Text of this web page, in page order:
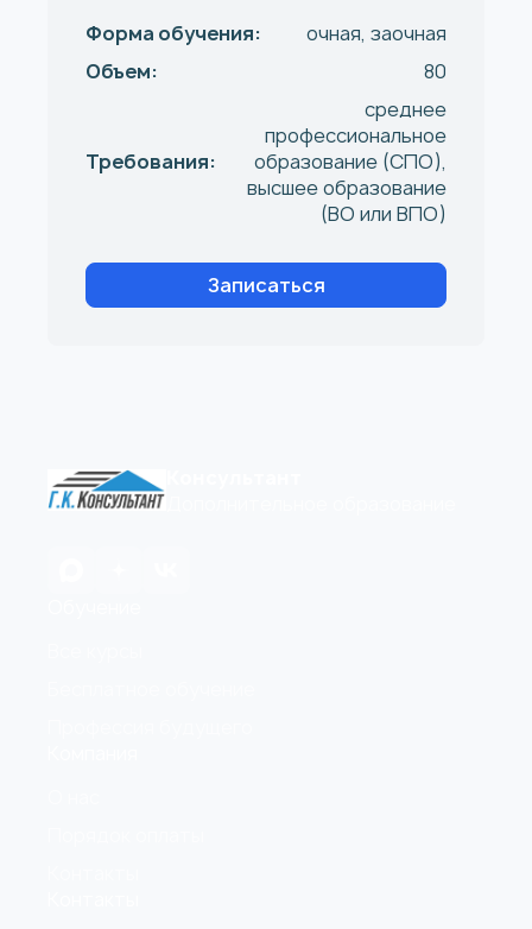
Форма обучения:
очная, заочная
Объем:
80
Требования:
среднее
профессиональное
образование (СПО),
высшее образование
(ВО или ВПО)
Записаться